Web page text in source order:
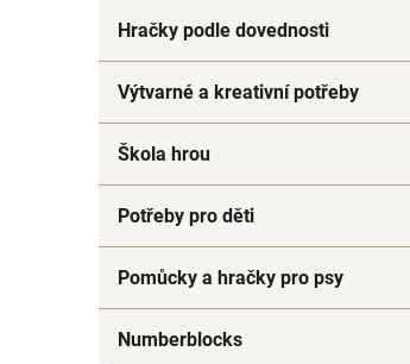
Hračky podle dovednosti
Výtvarné a kreativní potřeby
Škola hrou
Potřeby pro děti
Pomůcky a hračky pro psy
Numberblocks